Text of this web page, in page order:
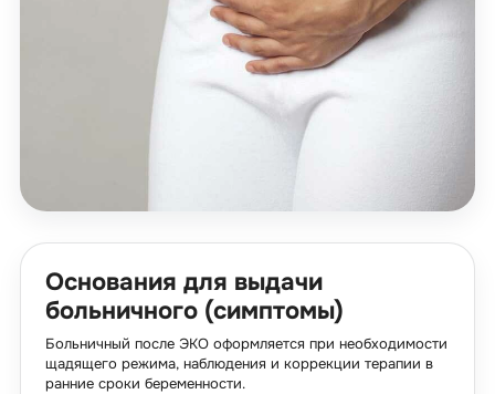
Основания для выдачи
больничного (симптомы)
Больничный после ЭКО оформляется при необходимости
щадящего режима, наблюдения и коррекции терапии в
ранние сроки беременности.